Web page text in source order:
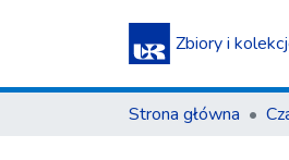
Zbiory i
Strona główna